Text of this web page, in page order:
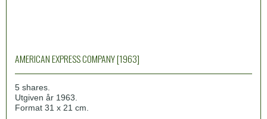
AMERICAN EXPRESS COMPANY [1963]
5 shares.
Utgiven år 1963.
Format 31 x 21 cm.